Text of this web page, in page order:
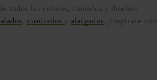
todos los colores, tamaños y diseños
, cuadrados y alargados. ¡Inspírate con